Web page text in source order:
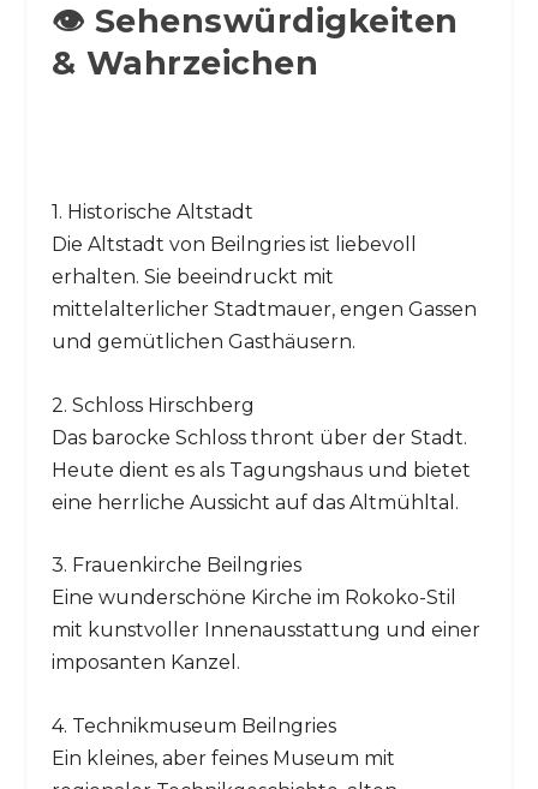
👁️ Sehenswürdigkeiten
& Wahrzeichen
1. Historische Altstadt
Die Altstadt von Beilngries ist liebevoll
erhalten. Sie beeindruckt mit
mittelalterlicher Stadtmauer, engen Gassen
und gemütlichen Gasthäusern.
2. Schloss Hirschberg
Das barocke Schloss thront über der Stadt.
Heute dient es als Tagungshaus und bietet
eine herrliche Aussicht auf das Altmühltal.
3. Frauenkirche Beilngries
Eine wunderschöne Kirche im Rokoko-Stil
mit kunstvoller Innenausstattung und einer
imposanten Kanzel.
4. Technikmuseum Beilngries
Ein kleines, aber feines Museum mit